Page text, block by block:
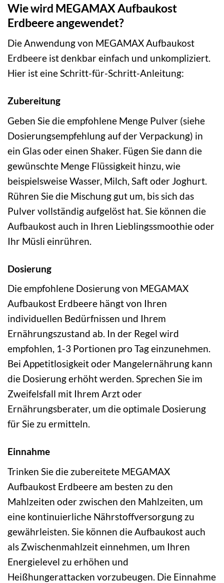
Wie wird MEGAMAX Aufbaukost
Erdbeere angewendet?
Die Anwendung von MEGAMAX Aufbaukost
Erdbeere ist denkbar einfach und unkompliziert.
Hier ist eine Schritt-für-Schritt-Anleitung:
Zubereitung
Geben Sie die empfohlene Menge Pulver (siehe
Dosierungsempfehlung auf der Verpackung) in
ein Glas oder einen Shaker. Fügen Sie dann die
gewünschte Menge Flüssigkeit hinzu, wie
beispielsweise Wasser, Milch, Saft oder Joghurt.
Rühren Sie die Mischung gut um, bis sich das
Pulver vollständig aufgelöst hat. Sie können die
Aufbaukost auch in Ihren Lieblingssmoothie oder
Ihr Müsli einrühren.
Dosierung
Die empfohlene Dosierung von MEGAMAX
Aufbaukost Erdbeere hängt von Ihren
individuellen Bedürfnissen und Ihrem
Ernährungszustand ab. In der Regel wird
empfohlen, 1-3 Portionen pro Tag einzunehmen.
Bei Appetitlosigkeit oder Mangelernährung kann
die Dosierung erhöht werden. Sprechen Sie im
Zweifelsfall mit Ihrem Arzt oder
Ernährungsberater, um die optimale Dosierung
für Sie zu ermitteln.
Einnahme
Trinken Sie die zubereitete MEGAMAX
Aufbaukost Erdbeere am besten zu den
Mahlzeiten oder zwischen den Mahlzeiten, um
eine kontinuierliche Nährstoffversorgung zu
gewährleisten. Sie können die Aufbaukost auch
als Zwischenmahlzeit einnehmen, um Ihren
Energielevel zu erhöhen und
Heißhungerattacken vorzubeugen. Die Einnahme